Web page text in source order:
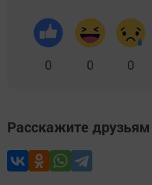
0 0 0
Расскажите друзьям